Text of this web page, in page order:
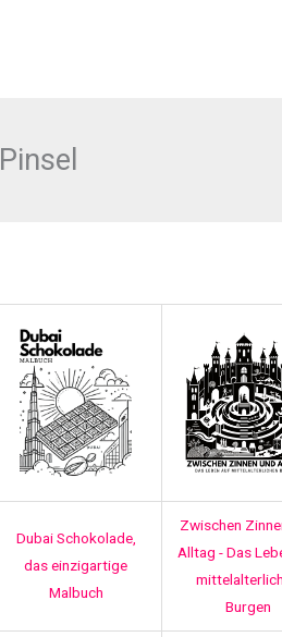
Pinsel
Dubai Schokolade,
das einzigartige
Malbuch
Zwischen
Alltag - Das
Burgen